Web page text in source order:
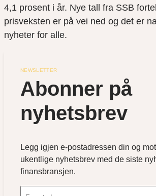
4,1 prosent i år. Nye tall fra SSB
prisveksten er på vei ned og det er
nyheter for alle.
NEWSLETTER
Abonner på
nyhetsbrev
Legg igjen e-postadressen din og
ukentlige nyhetsbrev med de siste
finansbransjen.